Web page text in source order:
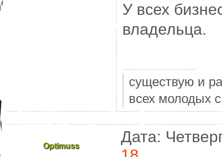
У всех
владельца.
существую и
всех молодых
Optimuss
Дата: